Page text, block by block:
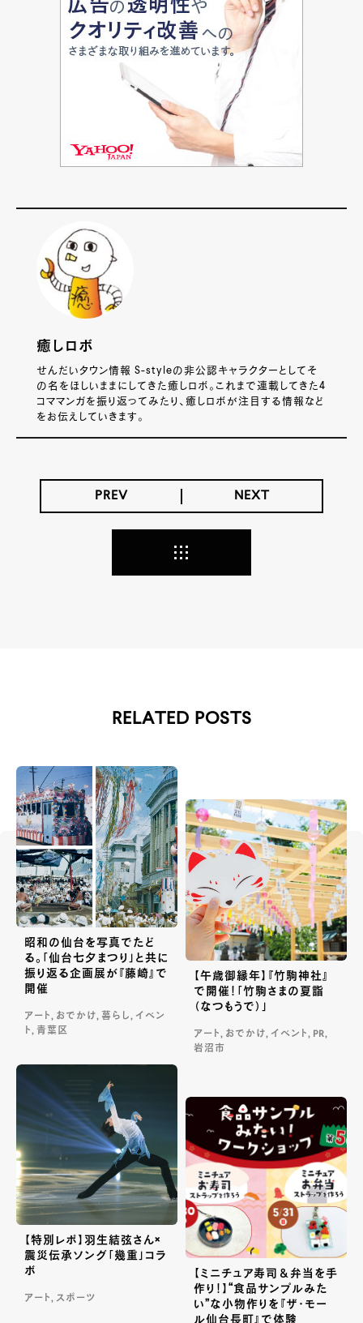
癒しロボ
せんだいタウン情報 S-styleの非公認キャラクターとしてそ
の名をほしいままにしてきた癒しロボ。これまで連載してきた4
コママンガを振り返ってみたり、癒しロボが注目する情報など
をお伝えしていきます。
PREV NEXT
RELATED POSTS
昭和の仙台を写真でたど
る。「仙台七夕まつり」と共に
振り返る企画展が『藤崎』で
開催
アート, おでかけ, 暮らし, イベン
ト, 青葉区
【午歳御縁年】『竹駒神社』
で開催！「竹駒さまの夏詣
（なつもうで）」
アート, おでかけ, イベント, PR,
岩沼市
【特別レポ】羽生結弦さん×
震災伝承ソング「幾重」コラ
ボ
アート, スポーツ
【ミニチュア寿司＆弁当を手
作り！】“食品サンプルみた
い”な小物作りを『ザ・モー
ル仙台長町』で体験